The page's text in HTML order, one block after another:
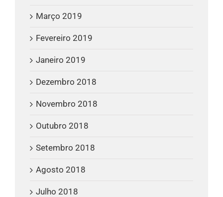
Março 2019
Fevereiro 2019
Janeiro 2019
Dezembro 2018
Novembro 2018
Outubro 2018
Setembro 2018
Agosto 2018
Julho 2018